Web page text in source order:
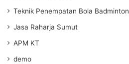
Teknik Penempatan Bola Badminton
Jasa Raharja Sumut
APM KT
demo